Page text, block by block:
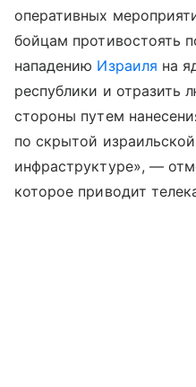
оперативных
бойцам противостоять
нападению Израиля на
республики и отразить
стороны путем
по скрытой
инфраструктуре», —
которое приводит